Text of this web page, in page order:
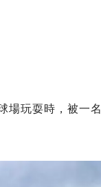
場玩耍時，被一名